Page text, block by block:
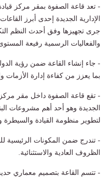
- تعد قاعة الصفوة بمقر مركز
الإدارية الجديدة إحدى أبرز
جرى تجهيزها وفق أحدث النظم
والفعاليات الرسمية رفيعة
- جاء إنشاء القاعة ضمن رؤية
بما يعزز من كفاءة إدارة
- تقع قاعة الصفوة داخل مقر مركز
الجديدة وهو أحد أهم مشروعات
لتطوير منظومة القيادة
- تندرج ضمن المكونات الرئيسية
الظروف العادية والاستثنائية.
- تتسم القاعة بتصميم معماري